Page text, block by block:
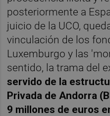
posteriormente a
juicio de la UCO,
vinculación de los
Luxemburgo y las
sentido, la trama del
servido de la
Privada de Andorra
9 millones de euros